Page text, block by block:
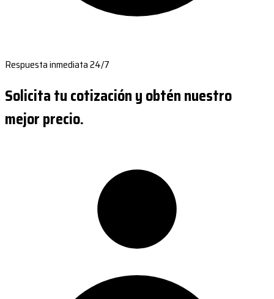
Respuesta inmediata 24/7
Solicita tu cotización y obtén nuestro
mejor precio.